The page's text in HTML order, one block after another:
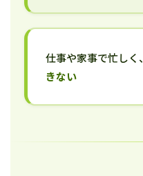
仕事や家事で忙しく、
きない